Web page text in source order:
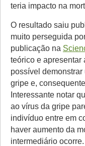
teria impacto na
O resultado saiu
muito perseguida
publicação na
teórico e apresentar
possível
gripe e,
Interessante notar
ao vírus da gripe
indivíduo entre em
haver aumento da
intermediário